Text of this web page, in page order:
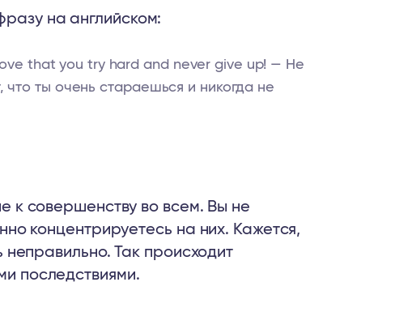
на английском:
that you try hard and never give up! — Не
ты очень стараешься и никогда не
к совершенству во всем. Вы не
концентрируетесь на них. Кажется,
Так происходит
последствиями.